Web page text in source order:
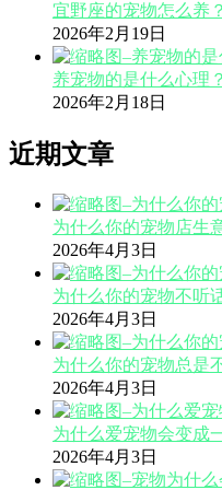
宜野座的宠物怎么养
2026年2月19日
养宠物的是什么心理
2026年2月18日
近期文章
为什么你的宠物店生
2026年4月3日
为什么你的宠物不听
2026年4月3日
为什么你的宠物总是
2026年4月3日
为什么爱宠物会变成
2026年4月3日